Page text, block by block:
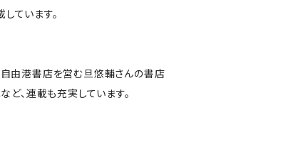
ています。
自由港書店を営む旦悠輔さんの書店
、連載も充実しています。